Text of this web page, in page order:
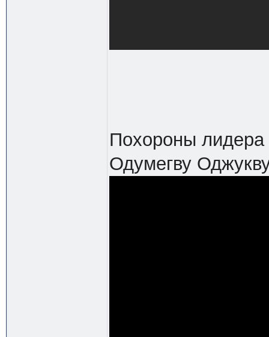
Похороны
Одумегву